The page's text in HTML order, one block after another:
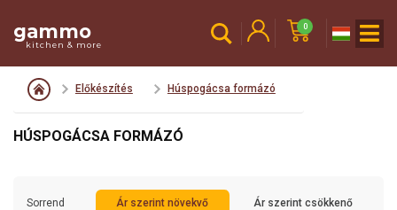
gammo
kitchen & more
0
Előkészítés Húspogácsa formázó
HÚSPOGÁCSA FORMÁZÓ
Sorrend Ár szerint növekvő Ár szerint csökkenő